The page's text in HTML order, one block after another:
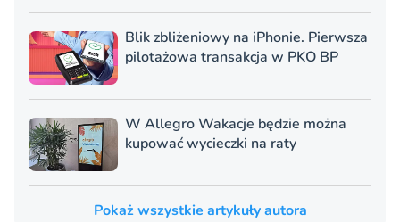
Blik zbliżeniowy na iPhonie. Pierwsza
pilotażowa transakcja w PKO BP
W Allegro Wakacje będzie można
kupować wycieczki na raty
Pokaż wszystkie artykuły autora